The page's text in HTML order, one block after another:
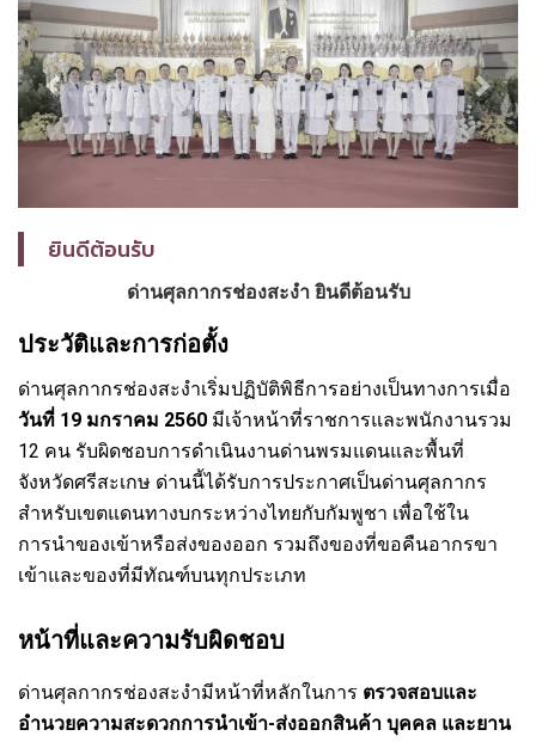
ยินดีต้อนรับ
ด่านศุลกากรช่องสะงำ ยินดีต้อนรับ
ประวัติและการก่อตั้ง
ด่านศุลกากรช่องสะงำเริ่มปฏิบัติพิธีการอย่างเป็นทางการเมื่อ
วันที่ 19 มกราคม 2560 มีเจ้าหน้าที่ราชการและพนักงานรวม
12 คน รับผิดชอบการดำเนินงานด่านพรมแดนและพื้นที่
จังหวัดศรีสะเกษ ด่านนี้ได้รับการประกาศเป็นด่านศุลกากร
สำหรับเขตแดนทางบกระหว่างไทยกับกัมพูชา เพื่อใช้ใน
การนำของเข้าหรือส่งของออก รวมถึงของที่ขอคืนอากรขา
เข้าและของที่มีทัณฑ์บนทุกประเภท
หน้าที่และความรับผิดชอบ
ด่านศุลกากรช่องสะงำมีหน้าที่หลักในการ ตรวจสอบและ
อำนวยความสะดวกการนำเข้า-ส่งออกสินค้า บุคคล และยาน